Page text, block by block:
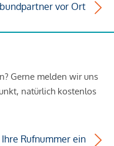
vor Ort
Gerne melden wir uns
natürlich kostenlos
Rufnummer ein